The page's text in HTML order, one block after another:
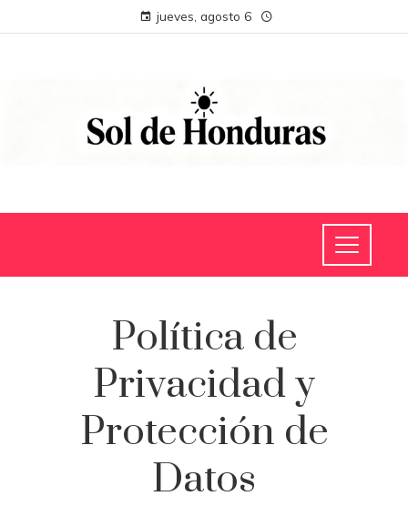
jueves, agosto 6
Política de
Privacidad y
Protección de
Datos